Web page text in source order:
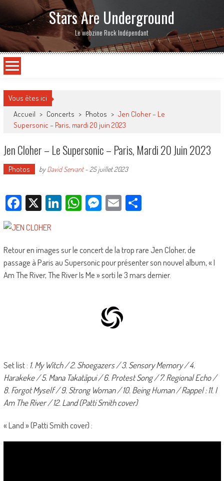
Stars Are Underground
Le webzine Rock Indépendant
Vous êtes ici
Accueil > Concerts > Photos > Jen Cloher – Le
Supersonic – Paris, mardi 20 juin 2023
Jen Cloher – Le Supersonic – Paris, Mardi 20 Juin 2023
Photos byDavid Servant- 25 juillet 2023
Facebook
X LinkedIn
WhatsApp
Messenger
EmailPartager
Retour en images sur le concert de la trop rare Jen Cloher, de
passage à Paris au Supersonic pour présenter son nouvel album, « I
Am The River, The River Is Me » sorti le 3 mars dernier.
Set list : 1. My Witch / 2. Shoegazers / 3. Sensory Memory / 4.
Harakeke / 5. Mana Takatāpui / 6. Protest Song / 7. Regional Echo /
8. Forgot Myself / 9. Strong Woman / 10. Being Human / Rappel : 11. I
Am The River / 12. Land (Patti Smith cover)
« Land » (Patti Smith cover) :